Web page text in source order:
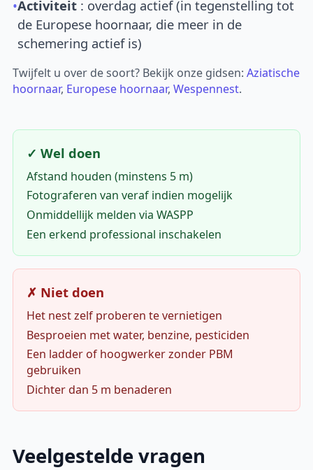
•Activiteit : overdag actief (in tegenstelling tot
de Europese hoornaar, die meer in de
schemering actief is)
Twijfelt u over de soort? Bekijk onze gidsen:Aziatische
hoornaar, Europese hoornaar,Wespennest.
✓ Wel doen
Afstand houden (minstens 5 m)
Fotograferen van veraf indien mogelijk
Onmiddellijk melden via WASPP
Een erkend professional inschakelen
✗ Niet doen
Het nest zelf proberen te vernietigen
Besproeien met water, benzine, pesticiden
Een ladder of hoogwerker zonder PBM
gebruiken
Dichter dan 5 m benaderen
Veelgestelde vragen